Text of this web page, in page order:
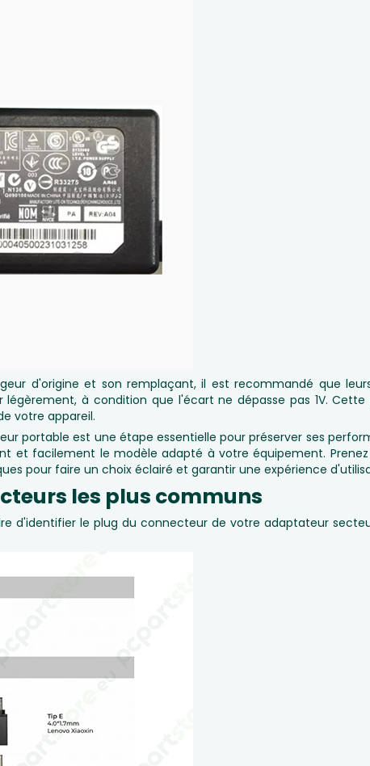
d'origine et son remplaçant, il est recommandé que
à condition que l'écart ne dépasse pas 1V.
votre appareil.
portable est une étape essentielle pour préserver ses
et facilement le modèle adapté à votre équipement.
pour faire un choix éclairé et garantir une expérience
les plus communs
d'identifier le plug du connecteur de votre adaptateur